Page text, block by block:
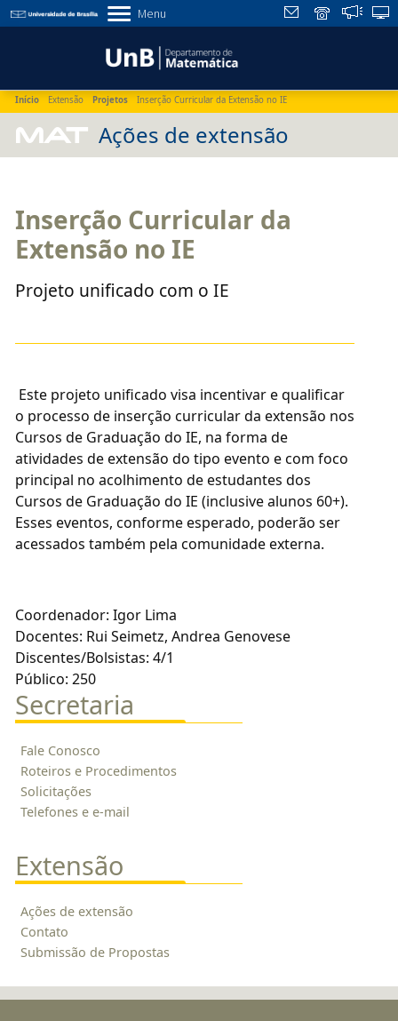
Menu
Início Extensão Projetos Inserção Curricular da Extensão no IE
MAT Ações de extensão
Inserção Curricular da
Extensão no IE
Projeto unificado com o IE
Este projeto unificado visa incentivar e qualificar
o processo de inserção curricular da extensão nos
Cursos de Graduação do IE, na forma de
atividades de extensão do tipo evento e com foco
principal no acolhimento de estudantes dos
Cursos de Graduação do IE (inclusive alunos 60+).
Esses eventos, conforme esperado, poderão ser
acessados também pela comunidade externa.
Coordenador: Igor Lima
Docentes: Rui Seimetz, Andrea Genovese
Discentes/Bolsistas: 4/1
Público: 250
Secretaria
Fale Conosco
Roteiros e Procedimentos
Solicitações
Telefones e e-mail
Extensão
Ações de extensão
Contato
Submissão de Propostas